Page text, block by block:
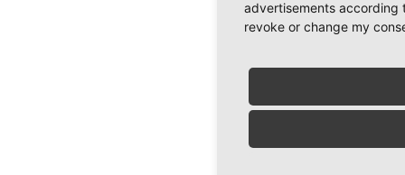
advertisements according
revoke or change my